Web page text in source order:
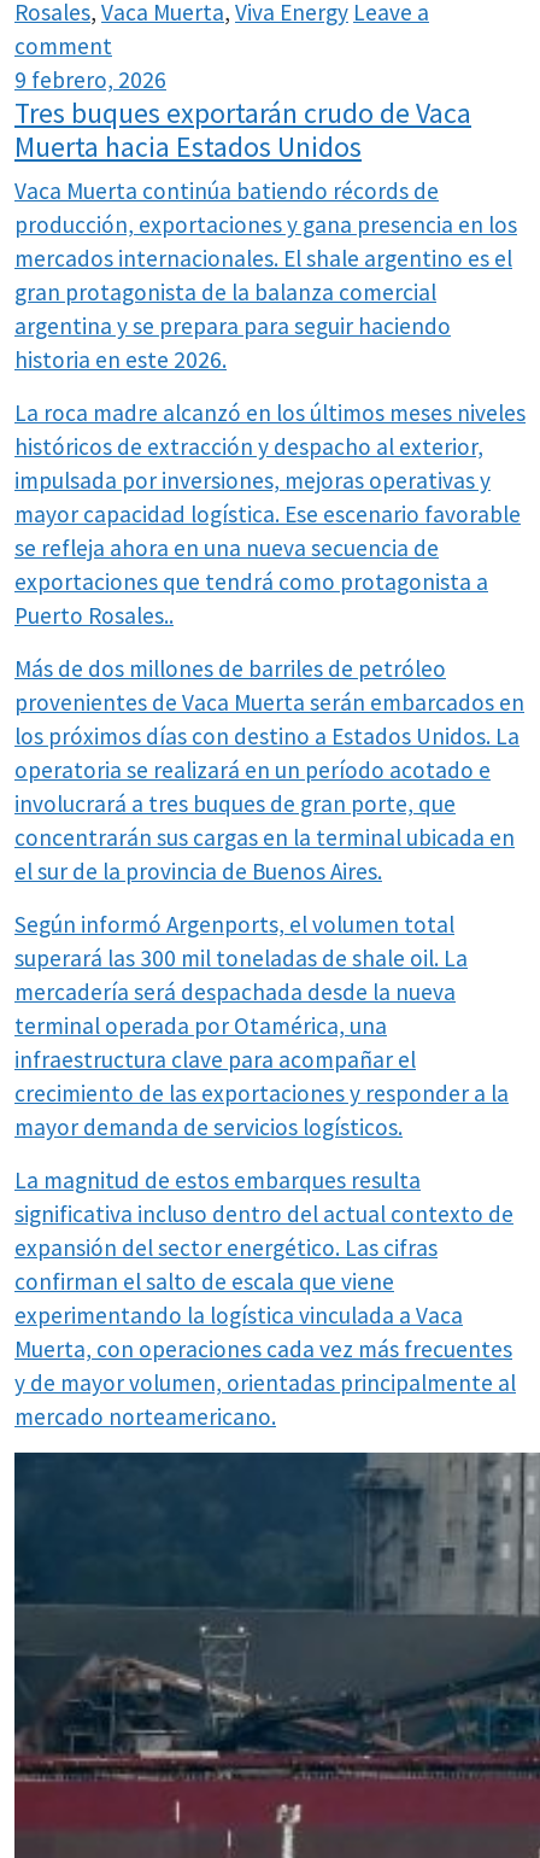
Rosales, Vaca Muerta, Viva Energy Leave a
comment
9 febrero, 2026
Tres buques exportarán crudo de Vaca
Muerta hacia Estados Unidos
Vaca Muerta continúa batiendo récords de
producción, exportaciones y gana presencia en los
mercados internacionales. El shale argentino es el
gran protagonista de la balanza comercial
argentina y se prepara para seguir haciendo
historia en este 2026.
La roca madre alcanzó en los últimos meses niveles
históricos de extracción y despacho al exterior,
impulsada por inversiones, mejoras operativas y
mayor capacidad logística. Ese escenario favorable
se refleja ahora en una nueva secuencia de
exportaciones que tendrá como protagonista a
Puerto Rosales..
Más de dos millones de barriles de petróleo
provenientes de Vaca Muerta serán embarcados en
los próximos días con destino a Estados Unidos. La
operatoria se realizará en un período acotado e
involucrará a tres buques de gran porte, que
concentrarán sus cargas en la terminal ubicada en
el sur de la provincia de Buenos Aires.
Según informó Argenports, el volumen total
superará las 300 mil toneladas de shale oil. La
mercadería será despachada desde la nueva
terminal operada por Otamérica, una
infraestructura clave para acompañar el
crecimiento de las exportaciones y responder a la
mayor demanda de servicios logísticos.
La magnitud de estos embarques resulta
significativa incluso dentro del actual contexto de
expansión del sector energético. Las cifras
confirman el salto de escala que viene
experimentando la logística vinculada a Vaca
Muerta, con operaciones cada vez más frecuentes
y de mayor volumen, orientadas principalmente al
mercado norteamericano.